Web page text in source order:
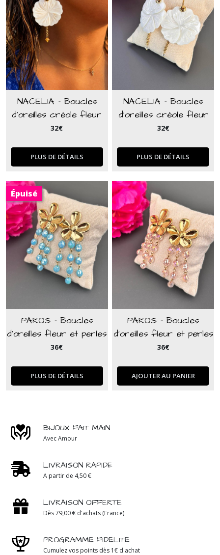
NACELIA - Boucles
d'oreilles créole fleur
en nacre et perle
32€
PLUS DE DÉTAILS
NACELIA - Boucles
d'oreilles créole fleur
en nacre et perle
32€
PLUS DE DÉTAILS
Épuisé
PAROS - Boucles
d'oreilles fleur et perles
bohèmes bleu turquoise
36€
PLUS DE DÉTAILS
PAROS - Boucles
d'oreilles fleur et perles
bohèmes rose
36€
AJOUTER AU PANIER
BIJOUX FAIT MAIN
Avec Amour
LIVRAISON RAPIDE
A partir de 4,50 €
LIVRAISON OFFERTE
Dès 79,00 € d'achats (France)
PROGRAMME FIDELITE
Cumulez vos points dès 1€ d'achat